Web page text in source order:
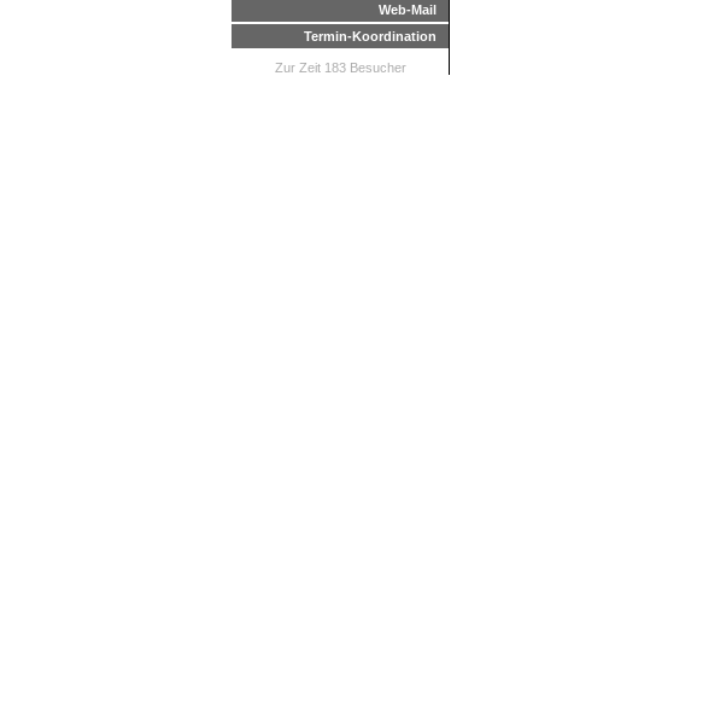
Web-Mail
Termin-Koordination
Zur Zeit 183 Besucher